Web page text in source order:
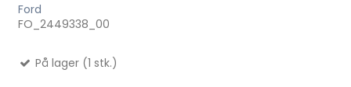
Ford
FO_2449338_00
På lager (1 stk.)